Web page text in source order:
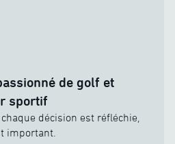
de golf et
sportif
décision est réfléchie,
important.